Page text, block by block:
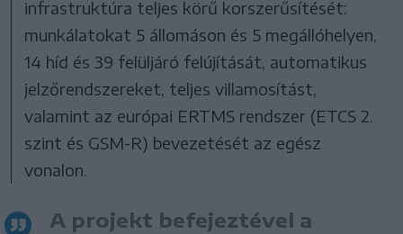
infrastruktúra teljes körű korszerűsítését:
munkálatokat 5 állomáson és 5 megállóhelyen,
14 híd és 39 felüljáró felújítását, automatikus
jelzőrendszereket, teljes villamosítást,
valamint az európai ERTMS rendszer (ETCS 2.
szint és GSM-R) bevezetését az egész
vonalon.
A projekt befejeztével a